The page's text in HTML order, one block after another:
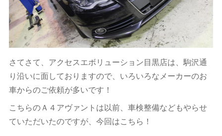
さてさて、アクセスエボリューション目黒店は、駒沢通
り沿いに面しておりますので、いろいろなメーカーのお
車からのご依頼が多いです！
こちらのＡ４アヴァントは以前、車検整備などもやらせ
ていただいたのですが、今回はこちら！